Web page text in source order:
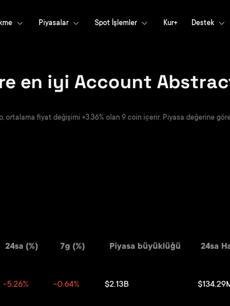
Piyasalar Spot İşlemler Kur+ Destek
en iyi Account
fiyat değişimi +3.36% olan 9 coin içerir. Piyasa değerine göre
24sa (%) 7g (%) Piyasa büyüklüğü 24sa
-5.26% -0.64% $2.13B